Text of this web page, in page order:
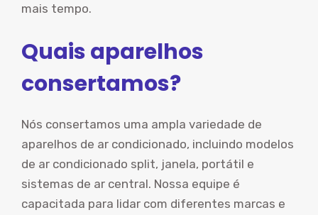
mais tempo.
Quais aparelhos
consertamos?
Nós consertamos uma ampla variedade de
aparelhos de ar condicionado, incluindo modelos
de ar condicionado split, janela, portátil e
sistemas de ar central. Nossa equipe é
capacitada para lidar com diferentes marcas e